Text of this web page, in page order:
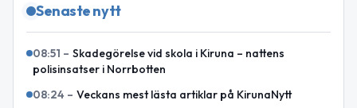
Senaste nytt
08:51 – Skadegörelse vid skola i Kiruna – nattens
polisinsatser i Norrbotten
08:24 – Veckans mest lästa artiklar på KirunaNytt